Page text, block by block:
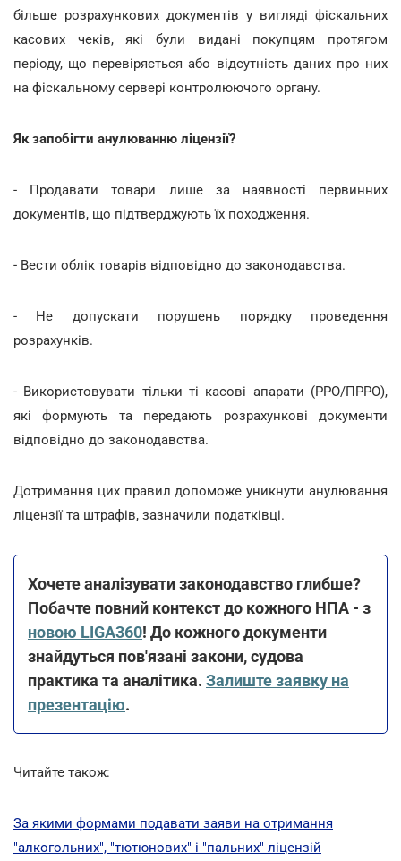
більше розрахункових документів у вигляді фіскальних
касових чеків, які були видані покупцям протягом
періоду, що перевіряється або відсутність даних про них
на фіскальному сервері контролюючого органу.
Як запобігти анулюванню ліцензії?
- Продавати товари лише за наявності первинних
документів, що підтверджують їх походження.
- Вести облік товарів відповідно до законодавства.
- Не допускати порушень порядку проведення
розрахунків.
- Використовувати тільки ті касові апарати (РРО/ПРРО),
які формують та передають розрахункові документи
відповідно до законодавства.
Дотримання цих правил допоможе уникнути анулювання
ліцензії та штрафів, зазначили податківці.
Хочете аналізувати законодавство глибше?
Побачте повний контекст до кожного НПА - з
новою LIGA360! До кожного документи
знайдуться пов'язані закони, судова
практика та аналітика. Залиште заявку на
презентацію.
Читайте також:
За якими формами подавати заяви на отримання
"алкогольних", "тютюнових" і "пальних" ліцензій